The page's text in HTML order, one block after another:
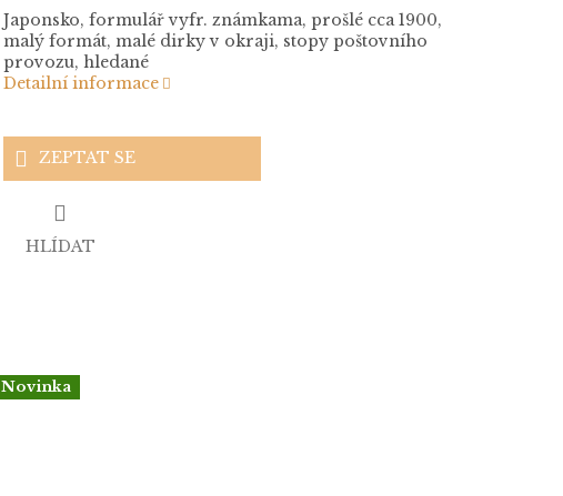
Japonsko, formulář vyfr. známkama, prošlé cca 1900,
malý formát, malé dirky v okraji, stopy poštovního
provozu, hledané
Detailní informace
ZEPTAT SE
HLÍDAT
Novinka